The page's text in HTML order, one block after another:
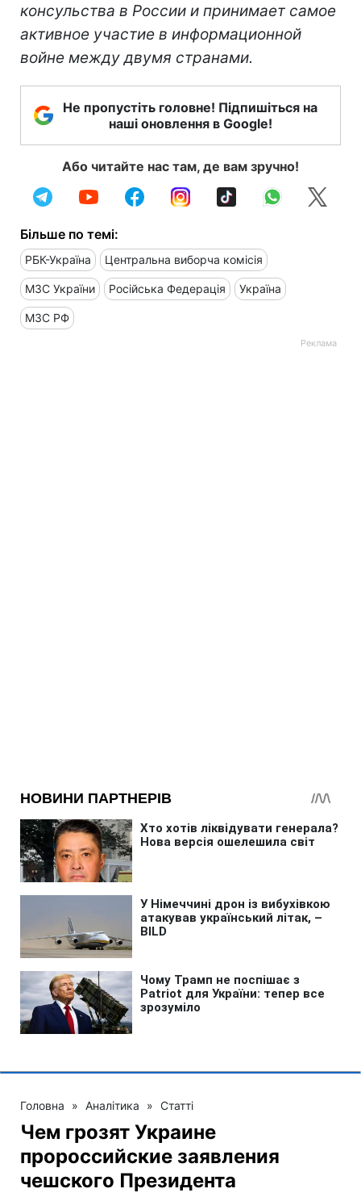
консульства в России и принимает самое
активное участие в информационной
войне между двумя странами.
Не пропустіть головне! Підпишіться на
наші оновлення в Google!
Або читайте нас там, де вам зручно!
Більше по темі:
РБК-Україна Центральна виборча комісія
МЗС України Російська Федерація Україна
МЗС РФ
Головна » Аналітика » Статті
Чем грозят Украине
пророссийские заявления
чешского Президента